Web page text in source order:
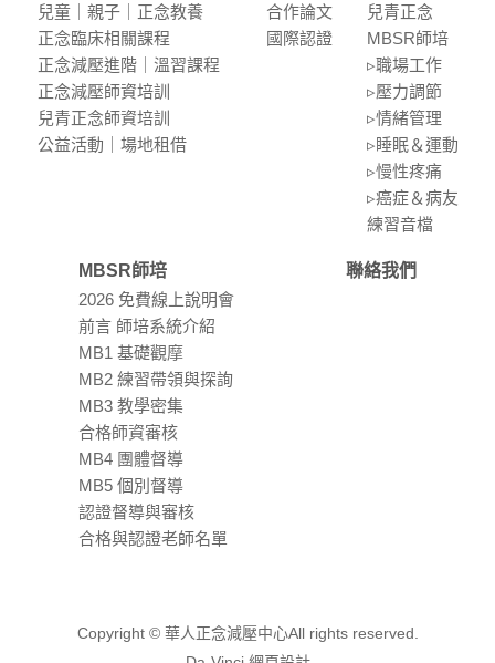
兒童｜親⼦｜正念教養
正念臨床相關課程
正念減壓進階｜溫習課程
正念減壓師資培訓
兒青正念師資培訓
公益活動｜場地租借
合作論⽂
國際認證
兒青正念
MBSR師培
▹職場⼯作
▹壓⼒調節
▹情緒管理
▹睡眠＆運動
▹慢性疼痛
▹癌症＆病友
練習⾳檔
MBSR師培
2026 免費線上說明會
前言 師培系統介紹
MB1 基礎觀摩
MB2 練習帶領與探詢
MB3 教學密集
合格師資審核
MB4 團體督導
MB5 個別督導
認證督導與審核
合格與認證老師名單
聯絡我們
Copyright © 華人正念減壓中心All rights reserved.